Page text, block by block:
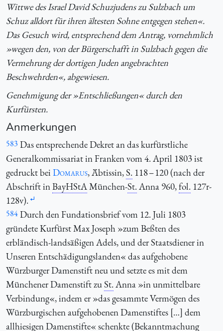
Wittwe des Israel David Schuzjudens zu Sulzbach um
Schuz alldort für ihren ältesten Sohne entgegen stehen«.
Das Gesuch wird, entsprechend dem Antrag, vornehmlich
»wegen den, von der Bürgerschafft in Sulzbach gegen die
Vermehrung der dortigen Juden angebrachten
Beschwehrden«, abgewiesen.
Genehmigung der »Entschließungen« durch den
Kurfürsten.
Anmerkungen
583 Das entsprechende Dekret an das kurfürstliche
Generalkommissariat in Franken vom 4. April 1803 ist
gedruckt bei Domarus, Äbtissin,S. 118 – 120 (nach der
Abschrift inBayHStAMünchen-St.Anna 960,fol. 127r-
128v).
584Durch den Fundationsbrief vom 12. Juli 1803
gründete Kurfürst Max Joseph »zum Beßten des
erbländisch-landsäßigen Adels, und der Staatsdiener in
Unseren Entschädigungslanden« das aufgehobene
Würzburger Damenstift neu und setzte es mit dem
Münchener Damenstift zuSt.Anna »in unmittelbare
Verbindung«, indem er »das gesammte Vermögen des
Würzburgischen aufgehobenen Damenstiftes […] dem
allhiesigen Damenstifte« schenkte (Bekanntmachung